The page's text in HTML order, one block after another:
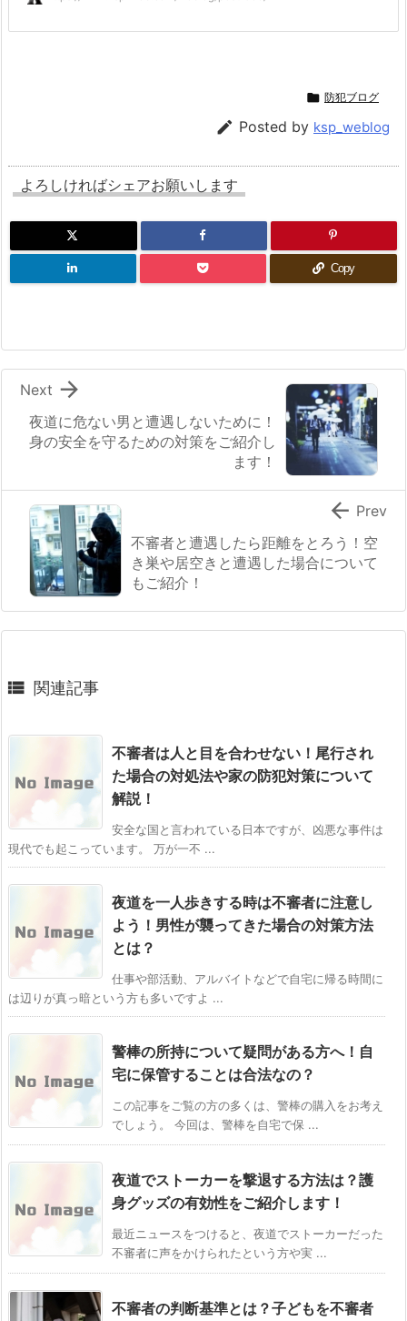
 防犯ブログ
 Posted by ksp_weblog
よろしければシェアお願いします
Copy
夜道に危ない男と遭遇しないために！
身の安全を守るための対策をご紹介し
ます！

Next
不審者と遭遇したら距離をとろう！空
き巣や居空きと遭遇した場合について
もご紹介！
 Prev
 関連記事
不審者は人と目を合わせない！尾行され
た場合の対処法や家の防犯対策について
解説！
安全な国と言われている日本ですが、凶悪な事件は
現代でも起こっています。 万が一不 ...
夜道を一人歩きする時は不審者に注意し
よう！男性が襲ってきた場合の対策方法
とは？
仕事や部活動、アルバイトなどで自宅に帰る時間に
は辺りが真っ暗という方も多いですよ ...
警棒の所持について疑問がある方へ！自
宅に保管することは合法なの？
この記事をご覧の方の多くは、警棒の購入をお考え
でしょう。 今回は、警棒を自宅で保 ...
夜道でストーカーを撃退する方法は？護
身グッズの有効性をご紹介します！
最近ニュースをつけると、夜道でストーカーだった
不審者に声をかけられたという方や実 ...
不審者の判断基準とは？子どもを不審者